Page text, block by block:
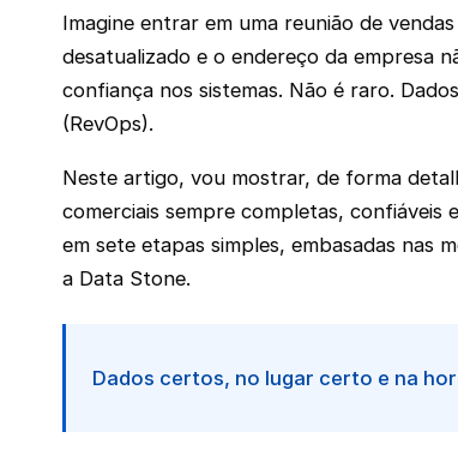
Imagine entrar em uma reunião de
desatualizado e o endereço da empresa
confiança nos sistemas. Não é raro.
(RevOps).
Neste artigo, vou mostrar, de forma
comerciais sempre completas, confiáveis
em sete etapas simples, embasadas nas
a Data Stone.
Dados certos, no lugar certo e na